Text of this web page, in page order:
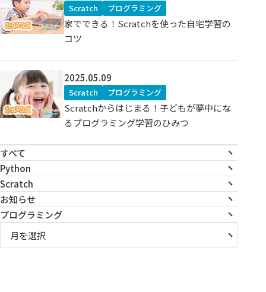
Scratch プログラミング
家でできる！Scratchを使った自宅学習の
コツ
2025.05.09
Scratch プログラミング
Scratchからはじまる！子どもが夢中にな
るプログラミング学習のひみつ
カ
テ
ゴ
リ
ー
すべて
Python
Scratch
お知らせ
プログラミング
ー